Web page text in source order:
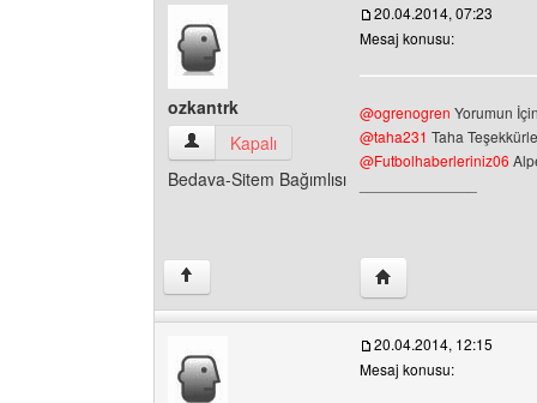
ozkantrk
ozkantrk Kullanıcının profilini görüntüle
Kapalı
Bedava-Sitem Bağımlısı
20.04.2014, 07:23
Mesaj konusu:
@ogrenogren Yorumun
@taha231 Taha
@Futbolhaberleriniz06
↑ Yazarın web sitesini
20.04.2014, 12:15
Mesaj konusu: